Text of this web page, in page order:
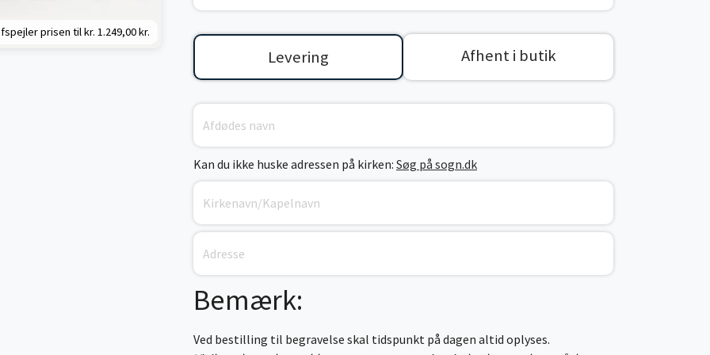
prisen til kr. 1.249,00 kr.
Levering Afhent i butik
Kan du ikke huske adressen på kirken: Søg på sogn.dk
Bemærk:
Ved bestilling til begravelse skal tidspunkt på dagen altid oplyses.